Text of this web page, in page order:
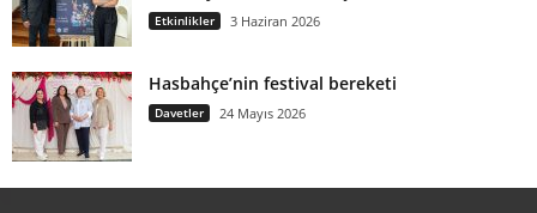
Etkinlikler 3 Haziran 2026
Hasbahçe’nin festival bereketi
Davetler 24 Mayıs 2026